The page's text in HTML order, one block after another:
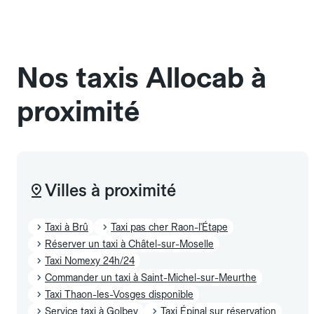
Nos taxis Allocab à
proximité
Villes à proximité
Taxi à Brû
Taxi pas cher Raon-l'Étape
Réserver un taxi à Châtel-sur-Moselle
Taxi Nomexy 24h/24
Commander un taxi à Saint-Michel-sur-Meurthe
Taxi Thaon-les-Vosges disponible
Service taxi à Golbey
Taxi Épinal sur réservation